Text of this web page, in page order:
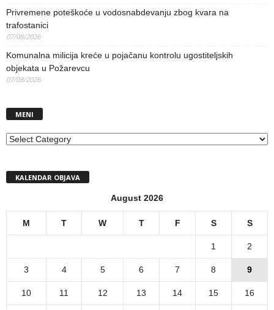
Privremene poteškoće u vodosnabdevanju zbog kvara na
trafostanici
07/08/2026
Komunalna milicija kreće u pojačanu kontrolu ugostiteljskih
objekata u Požarevcu
07/08/2026
MENI
MENI
KALENDAR OBJAVA
August 2026
M T W T F S S
1 2
3 4 5 6 7 8 9
10 11 12 13 14 15 16